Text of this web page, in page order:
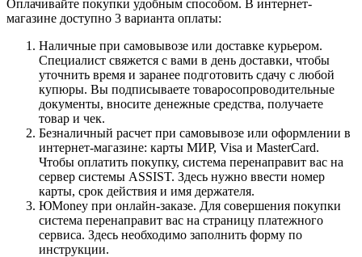
Оплачивайте покупки удобным способом. В интернет-
магазине доступно 3 варианта оплаты:
Наличные при самовывозе или доставке курьером.
Специалист свяжется с вами в день доставки, чтобы
уточнить время и заранее подготовить сдачу с любой
купюры. Вы подписываете товаросопроводительные
документы, вносите денежные средства, получаете
товар и чек.
Безналичный расчет при самовывозе или оформлении в
интернет-магазине: карты МИР, Visa и MasterCard.
Чтобы оплатить покупку, система перенаправит вас на
сервер системы ASSIST. Здесь нужно ввести номер
карты, срок действия и имя держателя.
ЮMoney при онлайн-заказе. Для совершения покупки
система перенаправит вас на страницу платежного
сервиса. Здесь необходимо заполнить форму по
инструкции.